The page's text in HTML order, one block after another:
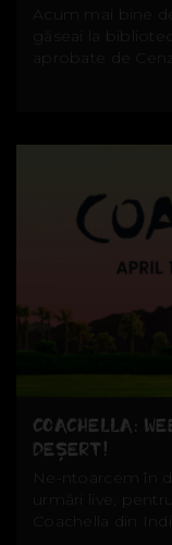
Acum mai bine
găseai la
aprobate de
COACHELLA:
DEȘERT!
Ne-ntoarcem în
urmări live,
Coachella din